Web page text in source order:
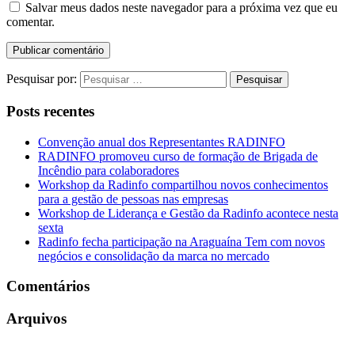
Salvar meus dados neste navegador para a próxima vez que eu
comentar.
Pesquisar por:
Posts recentes
Convenção anual dos Representantes RADINFO
RADINFO promoveu curso de formação de Brigada de
Incêndio para colaboradores
Workshop da Radinfo compartilhou novos conhecimentos
para a gestão de pessoas nas empresas
Workshop de Liderança e Gestão da Radinfo acontece nesta
sexta
Radinfo fecha participação na Araguaína Tem com novos
negócios e consolidação da marca no mercado
Comentários
Arquivos